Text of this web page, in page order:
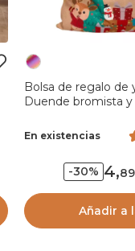
Bolsa de regalo
Duende bromista
En existencias
-30% 4,89
Añadir a